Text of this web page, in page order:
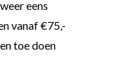
eens
vanaf €75,-
toe doen